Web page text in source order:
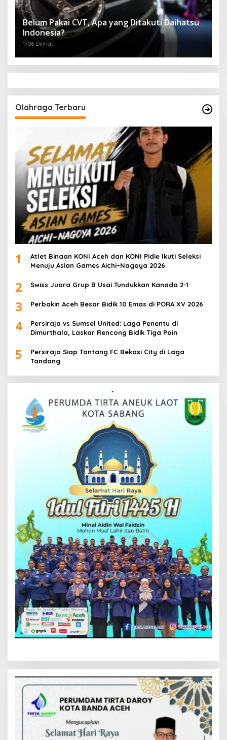
Belum Pakai CVT, Apa yang Ditakuti Daihatsu
Indonesia?
1706 Dilihat
Olahraga Terbaru
1
Atlet Binaan KONI Aceh dan KONI Pidie Ikuti Seleksi
Menuju Asian Games Aichi–Nagoya 2026
2 Swiss Juara Grup B Usai Tundukkan Kanada 2-1
3 Perbakin Aceh Besar Bidik 10 Emas di PORA XV 2026
4
Persiraja vs Sumsel United: Laga Penentu di
Dimurthala, Laskar Rencong Bidik Tiga Poin
5
Persiraja Siap Tantang FC Bekasi City di Laga
Tandang